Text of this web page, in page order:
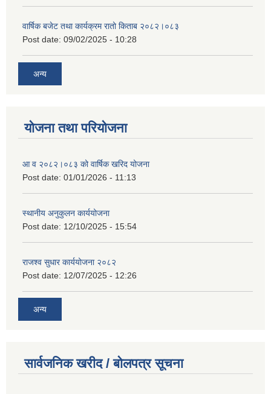
वार्षिक बजेट तथा कार्यक्रम रातो किताब २०८२।०८३
Post date: 09/02/2025 - 10:28
अन्य
योजना तथा परियोजना
आ व २०८२।०८३ को वार्षिक खरिद योजना
Post date: 01/01/2026 - 11:13
स्थानीय अनुकुलन कार्ययोजना
Post date: 12/10/2025 - 15:54
राजश्व सुधार कार्ययोजना २०८२
Post date: 12/07/2025 - 12:26
अन्य
सार्वजनिक खरीद / बोलपत्र सूचना